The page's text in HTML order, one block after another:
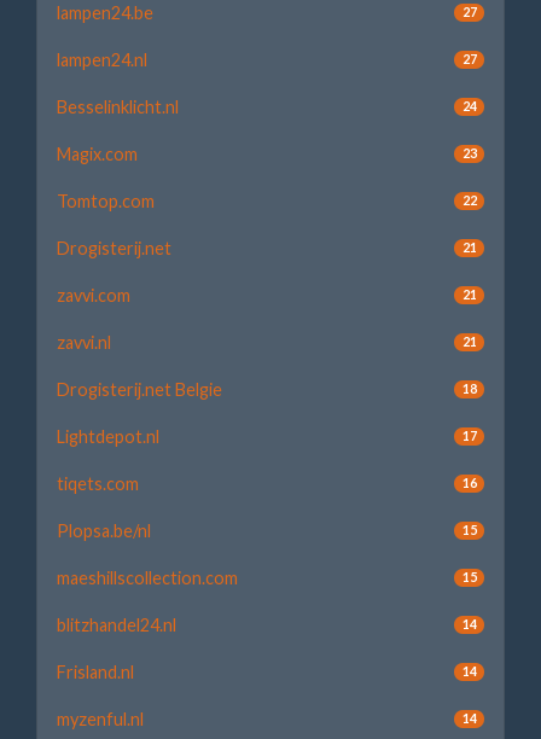
lampen24.be 27
lampen24.nl 27
Besselinklicht.nl 24
Magix.com 23
Tomtop.com 22
Drogisterij.net 21
zavvi.com 21
zavvi.nl 21
Drogisterij.net Belgie 18
Lightdepot.nl 17
tiqets.com 16
Plopsa.be/nl 15
maeshillscollection.com 15
blitzhandel24.nl 14
Frisland.nl 14
myzenful.nl 14